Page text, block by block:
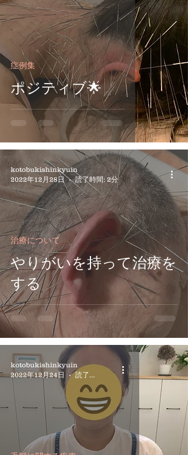
ポジティブ🌟
症例集
やりがいを持って治療を
する
治療について
kotobukishinkyuin
2022年12月28日
読了時間: 2分
kotobukishinkyuin
2022年12月24日
読了時間: 2分